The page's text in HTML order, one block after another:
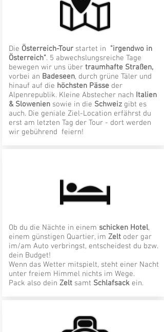
Die Österreich-Tourstartet in "irgendwo in
Österreich". 5 abwechslungsreiche Tage
bewegen wir uns über traumhafte Straßen,
vorbei an Badeseen, durch grüne Täler und
hinauf auf die höchsten Pässeder
Alpenrepublik. Kleine Abstecher nach Italien
& Slowenien sowie in die Schweiz gibt es
auch. Die geniale Ziel-Location erfährst du
erst am letzten Tag der Tour - dort werden
wir gebührend feiern!
Ob du die Nächte in einem schicken Hotel,
einem günstigen Quartier, im Zeltoder gar
im/am Auto verbringst, entscheidest du bzw.
dein Budget!
Wenn das Wetter mitspielt, steht einer Nacht
unter freiem Himmel nichts im Wege.
Pack also dein Zeltsamt Schlafsackein.